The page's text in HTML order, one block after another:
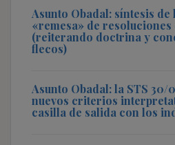
Asunto Obadal: síntesis
«remesa» de resoluciones
(reiterando doctrina y
flecos)
Asunto Obadal: la STS 30/
nuevos criterios
casilla de salida con los